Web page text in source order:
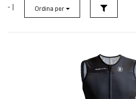
- | Ordina per